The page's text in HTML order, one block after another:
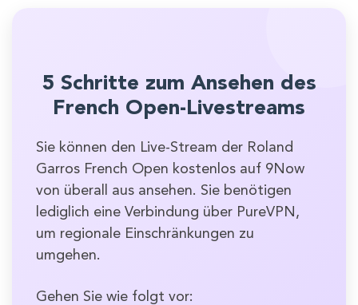
5 Schritte zum Ansehen des
French Open-Livestreams
Sie können den Live-Stream der Roland
Garros French Open kostenlos auf 9Now
von überall aus ansehen. Sie benötigen
lediglich eine Verbindung über PureVPN,
um regionale Einschränkungen zu
umgehen.
Gehen Sie wie folgt vor: